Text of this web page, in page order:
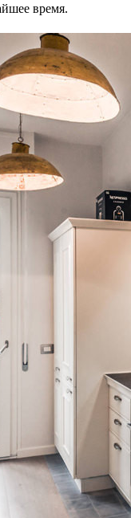
время.